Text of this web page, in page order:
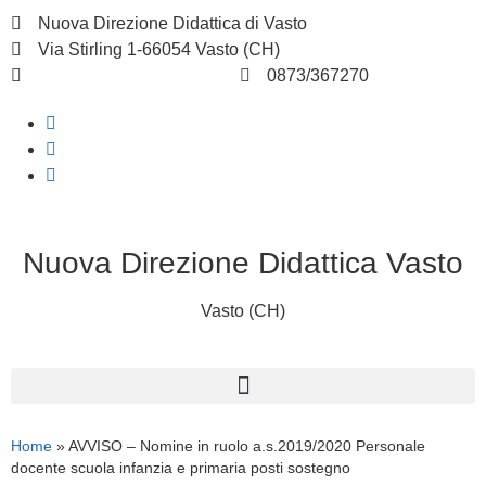
Nuova Direzione Didattica di Vasto
Via Stirling 1-66054 Vasto (CH)
0873/367270
Nuova Direzione Didattica Vasto
Vasto (CH)
Home » AVVISO – Nomine in ruolo a.s.2019/2020 Personale
docente scuola infanzia e primaria posti sostegno